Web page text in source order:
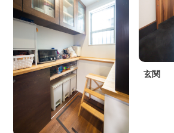
玄関